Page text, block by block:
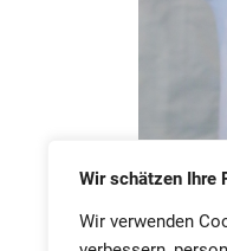
Wir schätzen Ihre
Wir verwenden
vom TSV